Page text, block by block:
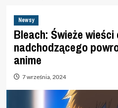
Newsy
Bleach: Świeże
nadchodzącego
anime
7 września, 2024